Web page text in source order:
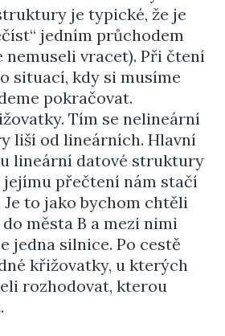
je typické, že je
jedním průchodem
nemuseli vracet). Při čtení
situací, kdy si musíme
pokračovat.
Tím se nelineární
liší od lineárních. Hlavní
lineární datové struktury
jejímu přečtení nám stačí
to jako bychom chtěli
města B a mezi nimi
jedna silnice. Po cestě
křižovatky, u kterých
rozhodovat, kterou